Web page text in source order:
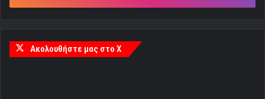
Ακολουθήστε μας στο X